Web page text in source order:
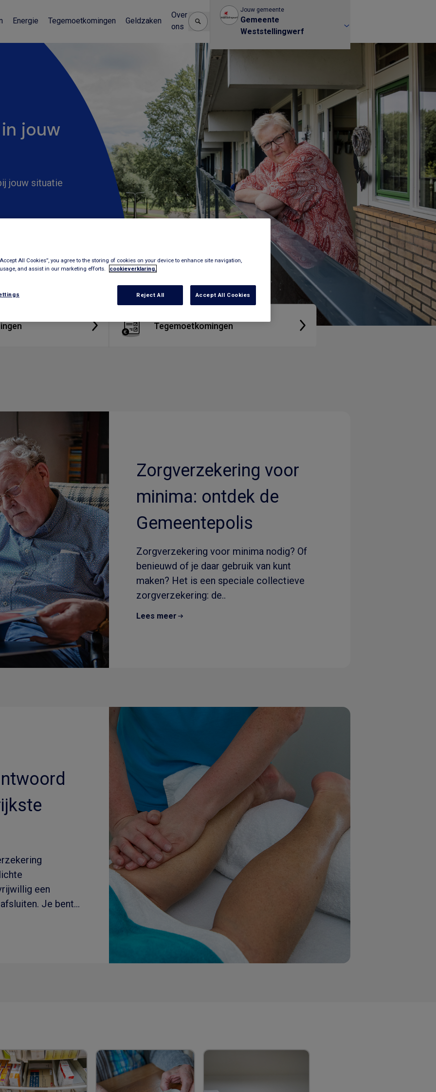
Energie Tegemoetkomingen Geldzaken
Over
ons
Jouw gemeente
Gemeente
Weststellingwerf
jouw
jouw situatie
Tegemoetkomingen
Zorgverzekering voor
minima: ontdek de
Gemeentepolis
Zorgverzekering voor minima nodig? Of
benieuwd of je daar gebruik van kunt
maken? Het is een speciale collectieve
zorgverzekering: de..
Lees meer
een
Je bent
All Cookies”, you agree to the storing of cookies on your device to enhance site navigation,
and assist in our marketing efforts.
cookieverklaring.
Reject All Accept All Cookies